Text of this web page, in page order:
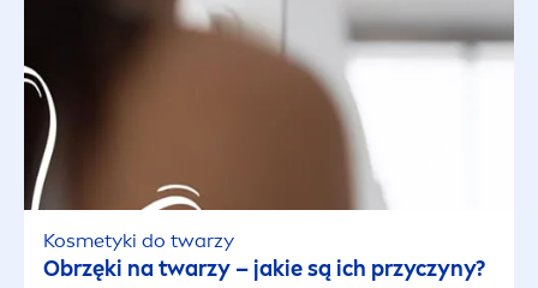
Kosmetyki do twarzy
Obrzęki na twarzy – jakie są ich przyczyny?